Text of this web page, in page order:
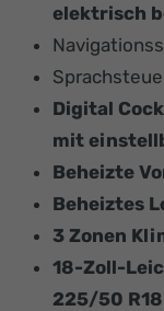
elektrisch
Digital
mit
Beheizte
Beheiztes
3 Zonen
18-Zoll-
225/50